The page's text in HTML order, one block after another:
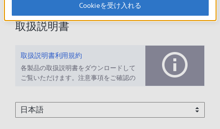
取扱説明書
取扱説明書利用規約
各製品の取扱説明書をダウンロードして
ご覧いただけます。注意事項をご確認の
Cookieを受け入れる